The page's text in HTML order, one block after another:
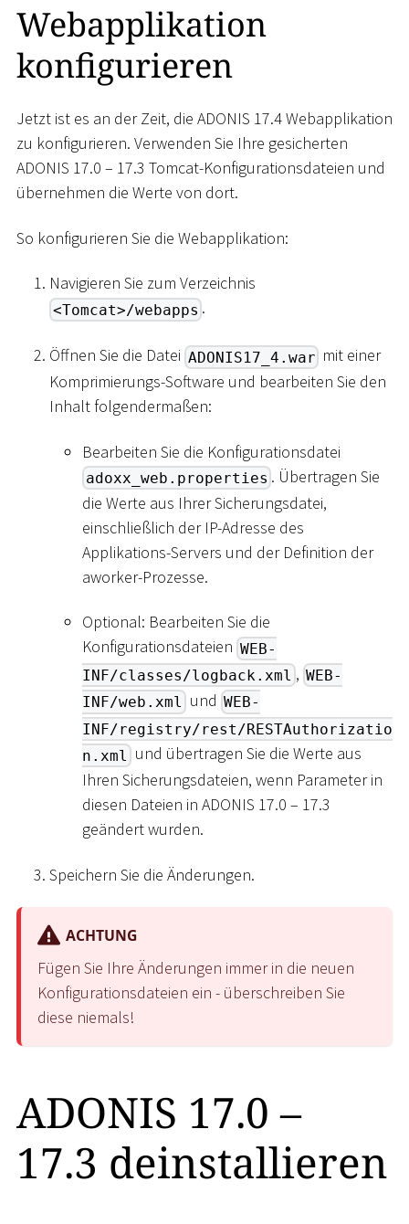
Webapplikation
konfigurieren
Jetzt ist es an der Zeit, die ADONIS 17.4 Webapplikation
zu konfigurieren. Verwenden Sie Ihre gesicherten
ADONIS 17.0 – 17.3 Tomcat-Konfigurationsdateien und
übernehmen die Werte von dort.
So konfigurieren Sie die Webapplikation:
Navigieren Sie zum Verzeichnis
<Tomcat>/webapps .
Öffnen Sie die Datei ADONIS17_4.war mit einer
Komprimierungs-Software und bearbeiten Sie den
Inhalt folgendermaßen:
Bearbeiten Sie die Konfigurationsdatei
adoxx_web.properties . Übertragen Sie
die Werte aus Ihrer Sicherungsdatei,
einschließlich der IP-Adresse des
Applikations-Servers und der Definition der
aworker-Prozesse.
Optional: Bearbeiten Sie die
Konfigurationsdateien WEB-
INF/classes/logback.xml , WEB-
INF/web.xml und WEB-
INF/registry/rest/RESTAuthorizatio
n.xml und übertragen Sie die Werte aus
Ihren Sicherungsdateien, wenn Parameter in
diesen Dateien in ADONIS 17.0 – 17.3
geändert wurden.
Speichern Sie die Änderungen.
ACHTUNG
Fügen Sie Ihre Änderungen immer in die neuen
Konfigurationsdateien ein - überschreiben Sie
diese niemals!
ADONIS 17.0 –
17.3 deinstallieren